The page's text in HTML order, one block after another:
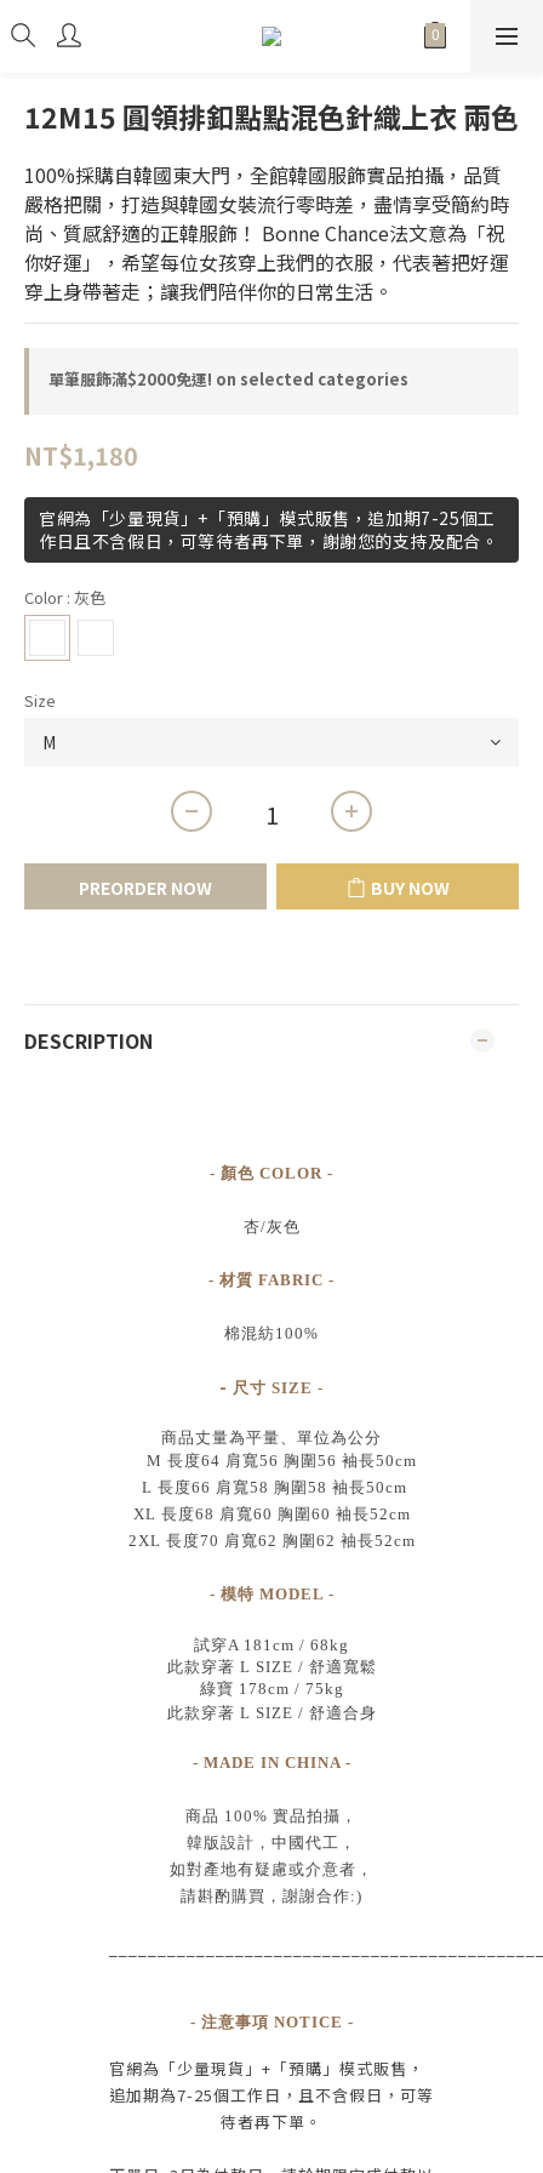
12M15 圓領排釦點點混色針織上衣 兩色
100%採購自韓國東大門，全館韓國服飾實品拍攝，品質
嚴格把關，打造與韓國女裝流行零時差，盡情享受簡約時
尚、質感舒適的正韓服飾！ Bonne Chance法文意為「祝
你好運」，希望每位女孩穿上我們的衣服，代表著把好運
穿上身帶著走；讓我們陪伴你的日常生活。
單筆服飾滿$2000免運! on selected categories
NT$1,180
官網為「少量現貨」+「預購」模式販售，追加期7-25個工
作日且不含假日，可等待者再下單，謝謝您的支持及配合。
Color : 灰色
Size
PREORDER NOW BUY NOW
DESCRIPTION
- 顏色 COLOR -
杏/灰色
- 材質 FABRIC -
棉混紡100%
- 尺寸 SIZE -
商品丈量為平量、單位為公分
M 長度64 肩寬56 胸圍56 袖長50cm
L 長度66 肩寬58 胸圍58 袖長50cm
XL 長度68 肩寬60 胸圍60 袖長52cm
2XL 長度70 肩寬62 胸圍62 袖長52cm
- 模特 MODEL -
試穿A 181cm / 68kg
此款穿著 L SIZE / 舒適寬鬆
綠寶 178cm / 75kg
此款穿著 L SIZE / 舒適合身
- MADE IN CHINA -
商品 100% 實品拍攝 ，
韓版設計，中國代工 ，
如對產地有疑慮或介意者，
請斟酌購買， 謝謝合作:)
- 注意事項 NOTICE -
官網為 「少量現貨」+ 「預購」模式販售，
追加期為7-25個工作日 ，且不含假日 ， 可等
待者再下單 。